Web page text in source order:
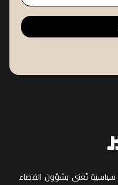
سياسية تُعنى بشؤون الفضاء